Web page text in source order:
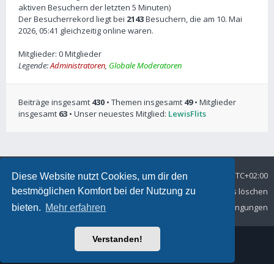
Diese Website nutzt Cookies, um dir den
bestmöglichen Komfort bei der Nutzung zu
bieten. Mehr erfahren
Verstanden!
aktiven Besuchern der letzten 5 Minuten)
Der Besucherrekord liegt bei 2143Besuchern, die am 10. Mai
2026, 05:41 gleichzeitig online waren.
Mitglieder: 0 Mitglieder
Legende:Administratoren, Globale Moderatoren
Beiträge insgesamt 430 • Themen insgesamt 49• Mitglieder
insgesamt 63 • Unser neuestes Mitglied: LewisFlits
Foren-Übersicht Alle Zeiten sind
UTC+02:00
Alle Cookies löschen
Kontakt
Datenschutz
Nutzungsbedingungen